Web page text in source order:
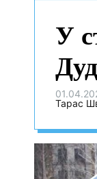
У
Тарас